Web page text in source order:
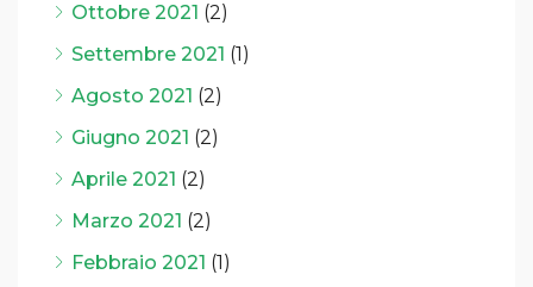
Ottobre 2021 (2)
Settembre 2021 (1)
Agosto 2021 (2)
Giugno 2021 (2)
Aprile 2021 (2)
Marzo 2021 (2)
Febbraio 2021 (1)